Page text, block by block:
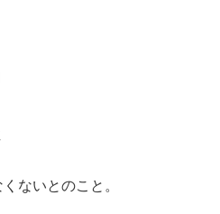
ないとのこと。